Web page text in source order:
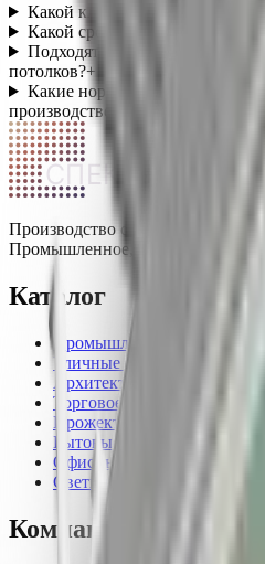
Какой класс защиты у
Какой срок службы у
Подходят ли промышленные
потолков?+
Какие нормы освещённости
производственных помещений?
СПЕКТР
Производство светодиодных
Промышленное, уличное и
Каталог
Промышленные
Уличные светильники
Архитектурные светильники
Торговое освещение
Прожекторное освещение
Бытовые светильники
Офисные светильники
Светильники для ферм и
Компания